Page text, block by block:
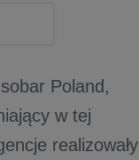
Poland,
w tej
realizowały